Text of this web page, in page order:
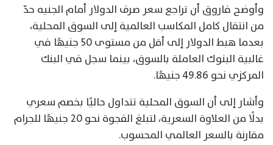
وأوضح فاروق أن تراجع سعر صرف الدولار أمام الجنيه حدّ
من انتقال كامل المكاسب العالمية إلى السوق المحلية،
بعدما هبط الدولار إلى أقل من مستوى 50 جنيهًا في
غالبية البنوك العاملة بالسوق، بينما سجل في البنك
المركزي نحو 49.86 جنيهًا.
وأشار إلى أن السوق المحلية تتداول حاليًا بخصم سعري
بدلًا من العلاوة السعرية، لتبلغ الفجوة نحو 20 جنيهًا للجرام
مقارنة بالسعر العالمي المحسوب.